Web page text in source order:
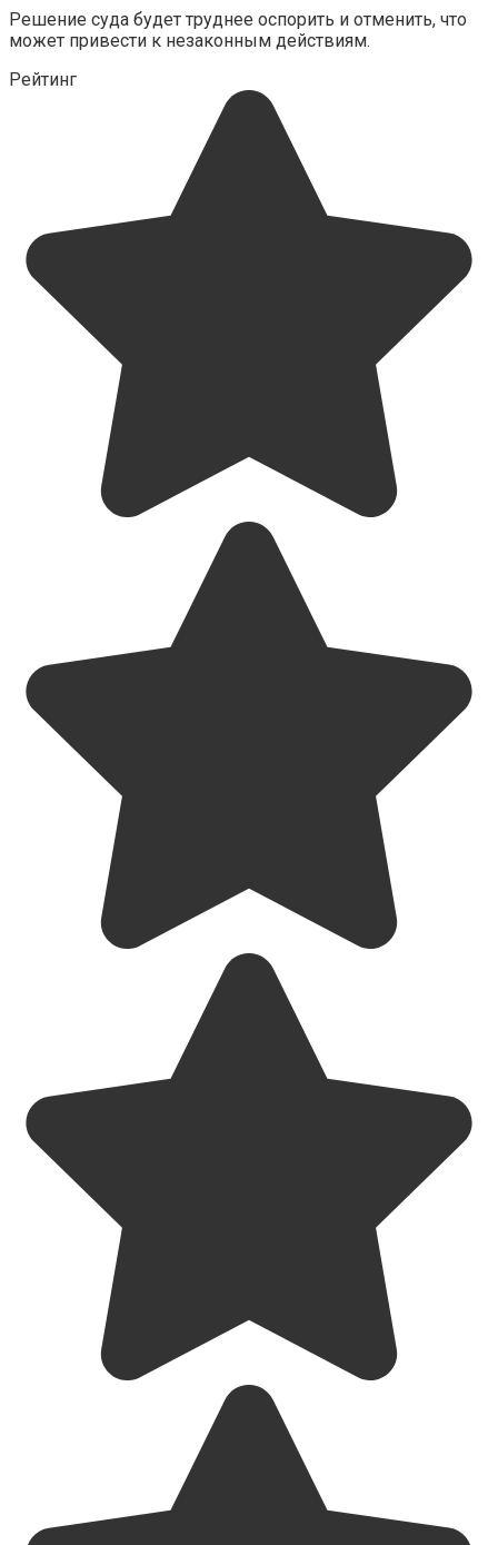
Решение суда будет труднее оспорить и отменить, что
может привести к незаконным действиям.
Рейтинг